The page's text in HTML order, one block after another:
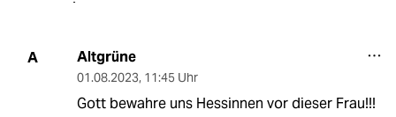
A Altgrüne
01.08.2023, 11:45 Uhr
Gott bewahre uns Hessinnen vor dieser Frau!!!